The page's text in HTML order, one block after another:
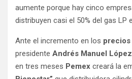
aumente porque hay cinco
distribuyen casi el 50% del gas LP
Ante el incremento en los precios
presidente Andrés Manuel
en tres meses Pemex creará la